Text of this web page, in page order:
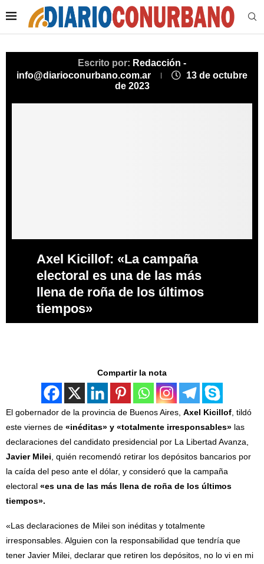
Escrito por: Redacción -
info@diarioconurbano.com.ar
13 de octubre
de 2023
Axel Kicillof: «La campaña
electoral es una de las más
llena de roña de los últimos
tiempos»
Compartir la nota
El gobernador de la provincia de Buenos Aires, Axel Kicillof , tildó
este viernes de «inéditas» y «totalmente irresponsables» las
declaraciones del candidato presidencial por La Libertad Avanza,
Javier Milei , quién recomendó retirar los depósitos bancarios por
la caída del peso ante el dólar, y consideró que la campaña
electoral «es una de las más llena de roña de los últimos
tiempos».
«Las declaraciones de Milei son inéditas y totalmente
irresponsables. Alguien con la responsabilidad que tendría que
tener Javier Milei, declarar que retiren los depósitos, no lo vi en mi